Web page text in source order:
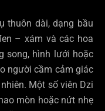
thuôn dài, dạng bầu
– xám và các hoa
song, hình lưới hoặc
người cầm cảm giác
Một số viên Dzi
mòn hoặc nứt nhẹ